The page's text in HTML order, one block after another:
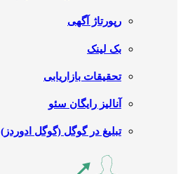
رپورتاژ آگهی
بک لینک
تحقیقات بازاریابی
آنالیز رایگان سئو
تبلیغ در گوگل (گوگل ادوردز)